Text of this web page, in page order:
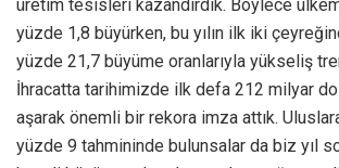
üretim tesisleri kazandırdık. Böylece
yüzde 1,8 büyürken, bu yılın ilk iki
yüzde 21,7 büyüme oranlarıyla yükseliş
İhracatta tarihimizde ilk defa 212 milyar
aşarak önemli bir rekora imza attık.
yüzde 9 tahmininde bulunsalar da biz yıl